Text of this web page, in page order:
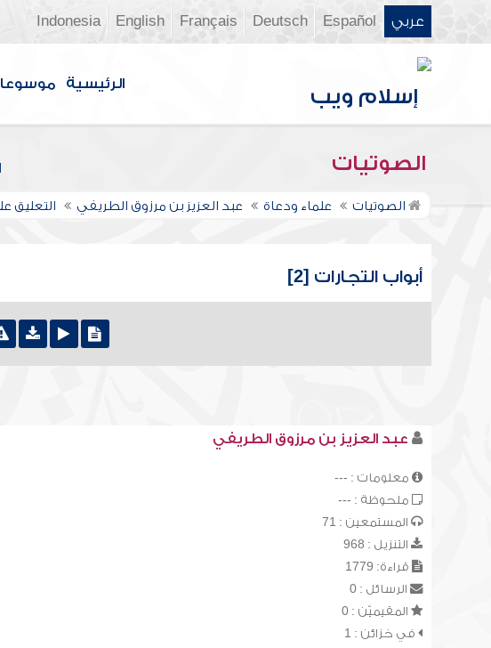
عربي Español
Deutsch
Français
English
Indonesia
الرئيسية
الصوتيات
الصوتيات علماء ودعاة عبد العزيز بن مرزوق الطريفي التعليق
أبواب التجارات [2]
عبد العزيز بن مرزوق الطريفي
معلومات : ---
ملحوظة : ---
المستمعين : 71
التنزيل : 968
قراءة: 1779
الرسائل : 0
المقيميّن : 0
في خزائن : 1